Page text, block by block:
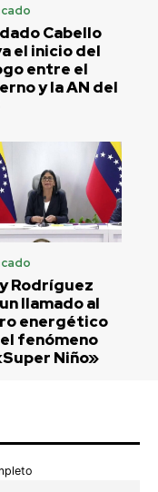
Cabello
el inicio del
entre el
y la AN del
Rodríguez
llamado al
energético
fenómeno
Niño»